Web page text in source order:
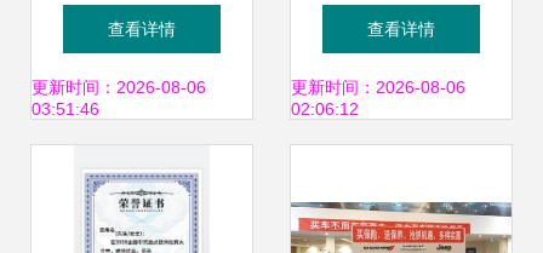
命陷阱 不赚钱经销
商的五种常见习惯
查看详情
更新时间：2026-08-06
03:51:46
材在线编辑指南
查看详情
更新时间：2026-08-06
02:06:12